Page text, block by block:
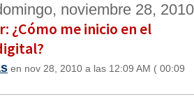
noviembre 28, 2010
¿Cómo me inicio en el
en nov 28, 2010 a las 12:09 AM ( 00:09